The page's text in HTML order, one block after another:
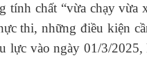
tính chất “vừa chạy vừa
thi, những điều kiện
lực vào ngày 01/3/